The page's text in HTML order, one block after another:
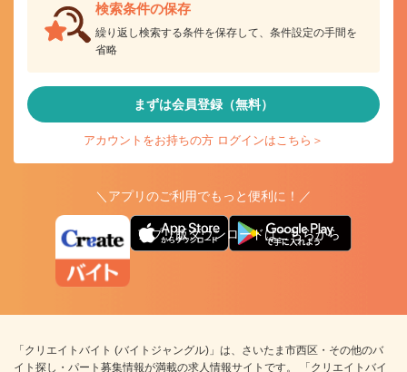
検索条件の保存
繰り返し検索する条件を保存して、条件設定の手間を
省略
まずは会員登録（無料）
アカウントをお持ちの方 ログインはこちら＞
＼アプリのご利用でもっと便利に！／
アプリ版ダウンロードはこちらから
「クリエイトバイト (バイトジャングル)」は、さいたま市西区・その他のバ
イト探し・パート募集情報が満載の求人情報サイトです。 「クリエイトバイ